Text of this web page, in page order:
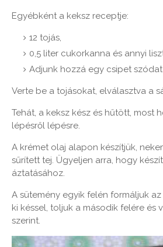
Egyébként a keksz receptje:
12 tojás,
0,5 liter cukorkanna és annyi
Adjunk hozzá egy csipet szódat
Verte be a tojásokat, elválasztva a
Tehát, a keksz kész és hűtött, most
lépésről lépésre.
A krémet olaj alapon készítjük,
sűrített tej. Ügyeljen arra, hogy
áztatásához.
A sütemény egyik felén formáljuk
ki késsel, toljuk a második felére és
szerint.